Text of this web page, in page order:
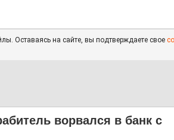
Оставаясь на сайте, вы подтверждаете свое
ворвался в банк с